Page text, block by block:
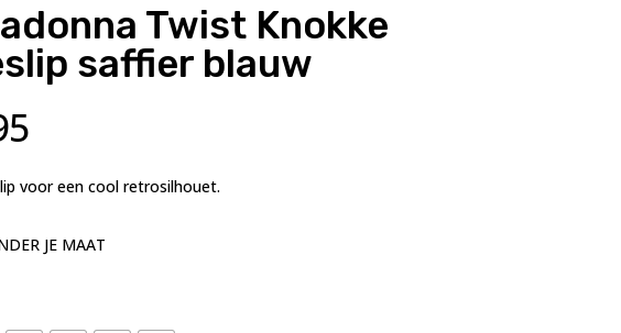
Twist Knokke
saffier blauw
voor een cool retrosilhouet.
JE MAAT